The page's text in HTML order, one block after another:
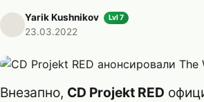
Yarik Kushnikov Lvl 7
23.03.2022
Внезапно, CD Projekt RED